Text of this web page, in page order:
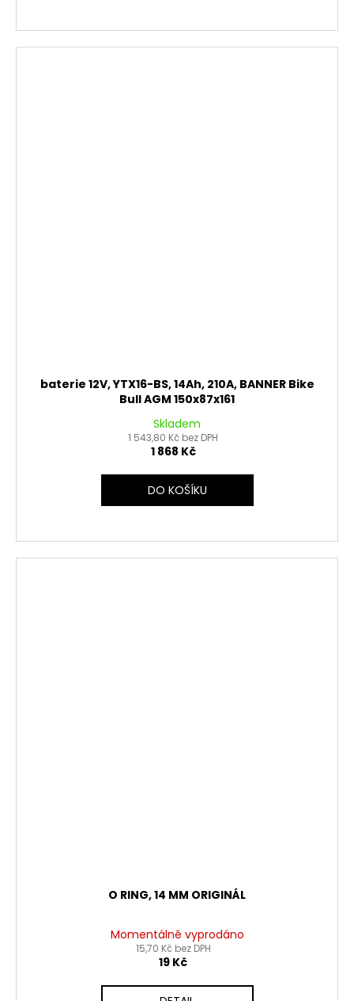
baterie 12V, YTX16-BS, 14Ah, 210A, BANNER Bike
Bull AGM 150x87x161
Skladem
1 543,80 Kč bez DPH
1 868 Kč
DO KOŠÍKU
O RING, 14 MM ORIGINÁL
Momentálně vyprodáno
15,70 Kč bez DPH
19 Kč